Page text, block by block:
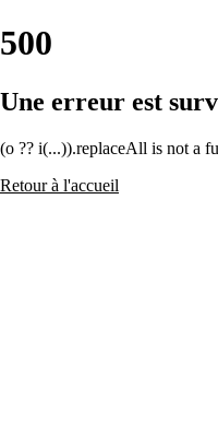
500
Une erreur est
(o ?? i(...)).replaceAll is not a
Retour à l'accueil